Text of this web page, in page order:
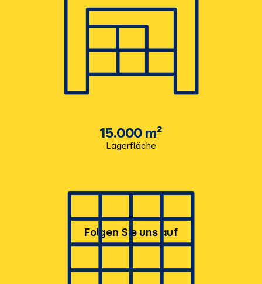
15.000 m²
Lagerfläche
Folgen Sie uns auf